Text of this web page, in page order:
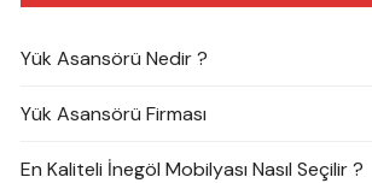
Yük Asansörü Nedir ?
Yük Asansörü Firması
En Kaliteli İnegöl Mobilyası Nasıl Seçilir ?